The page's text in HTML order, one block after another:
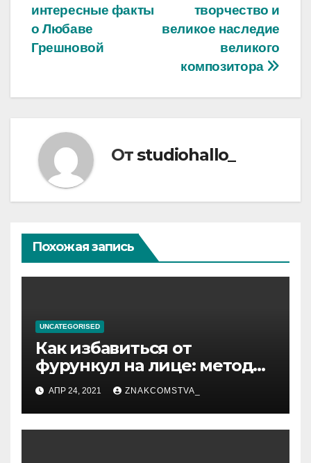
творчество и
великое наследие
великого
композитора
интересные факты
о Любаве
Грешновой
Отstudiohallo_
Похожая запись
UNCATEGORISED
Как избавиться от
фурункул на лице: методы
лечения
АПР 24, 2021 ZNAKCOMSTVA_